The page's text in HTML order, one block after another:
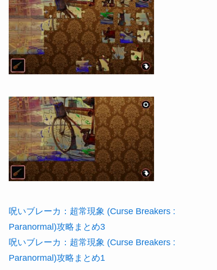
呪いブレーカ：超常現象 (Curse Breakers :
Paranormal)攻略まとめ3
呪いブレーカ：超常現象 (Curse Breakers :
Paranormal)攻略まとめ1